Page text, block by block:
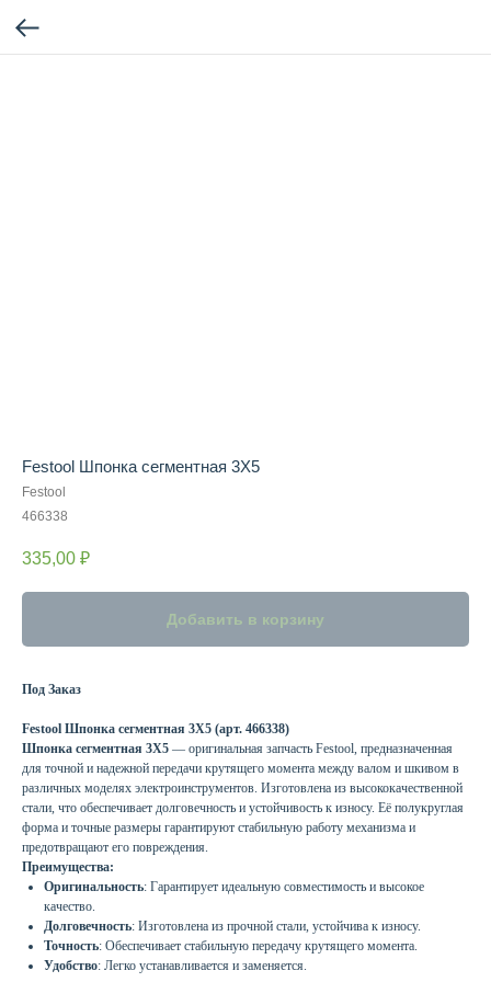
Festool Шпонка сегментная 3X5
Festool
466338
335,00 ₽
Добавить в корзину
Под Заказ
Festool Шпонка сегментная 3X5 (арт. 466338)
Шпонка сегментная 3X5 — оригинальная запчасть Festool, предназначенная
для точной и надежной передачи крутящего момента между валом и шкивом в
различных моделях электроинструментов. Изготовлена из высококачественной
стали, что обеспечивает долговечность и устойчивость к износу. Её полукруглая
форма и точные размеры гарантируют стабильную работу механизма и
предотвращают его повреждения.​
Преимущества:
Оригинальность: Гарантирует идеальную совместимость и высокое
качество.
Долговечность: Изготовлена из прочной стали, устойчива к износу.
Точность: Обеспечивает стабильную передачу крутящего момента.
Удобство: Легко устанавливается и заменяется.​